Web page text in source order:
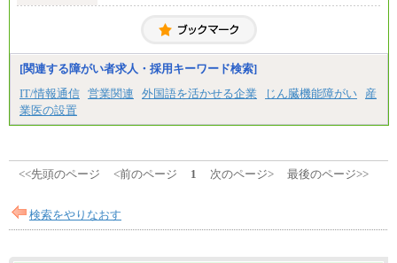
[関連する障がい者求人・採用キーワード検索]
IT/情報通信 営業関連 外国語を活かせる企業 じん臓機能障がい
産
業医の設置
<<先頭のページ <前のページ 1 次のページ> 最後のページ>>
検索をやりなおす